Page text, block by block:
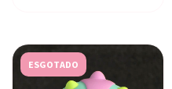
ESGOTADO